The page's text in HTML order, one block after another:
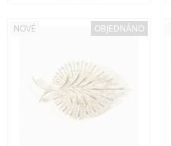
NOVÉ OBJEDNÁNO